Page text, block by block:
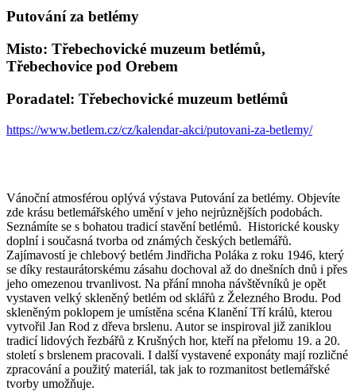
Putování za betlémy
Misto: Třebechovické muzeum betlémů,
Třebechovice pod Orebem
Poradatel: Třebechovické muzeum betlémů
https://www.betlem.cz/cz/kalendar-akci/putovani-za-betlemy/
Vánoční atmosférou oplývá výstava Putování za betlémy. Objevíte
zde krásu betlemářského umění v jeho nejrůznějších podobách.
Seznámíte se s bohatou tradicí stavění betlémů. Historické kousky
doplní i současná tvorba od známých českých betlemářů.
Zajímavostí je chlebový betlém Jindřicha Poláka z roku 1946, který
se díky restaurátorskému zásahu dochoval až do dnešních dnů i přes
jeho omezenou trvanlivost. Na přání mnoha návštěvníků je opět
vystaven velký skleněný betlém od sklářů z Železného Brodu. Pod
skleněným poklopem je umístěna scéna Klanění Tří králů, kterou
vytvořil Jan Rod z dřeva brslenu. Autor se inspiroval již zaniklou
tradicí lidových řezbářů z Krušných hor, kteří na přelomu 19. a 20.
století s brslenem pracovali. I další vystavené exponáty mají rozličné
zpracování a použitý materiál, tak jak to rozmanitost betlemářské
tvorby umožňuje.